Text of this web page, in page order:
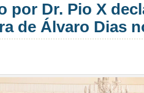
por Dr. Pio X
de Álvaro Dias